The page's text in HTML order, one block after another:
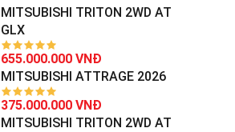
MITSUBISHI TRITON 2WD AT
GLX
655.000.000 VNĐ
MITSUBISHI ATTRAGE 2026
375.000.000 VNĐ
MITSUBISHI TRITON 2WD AT